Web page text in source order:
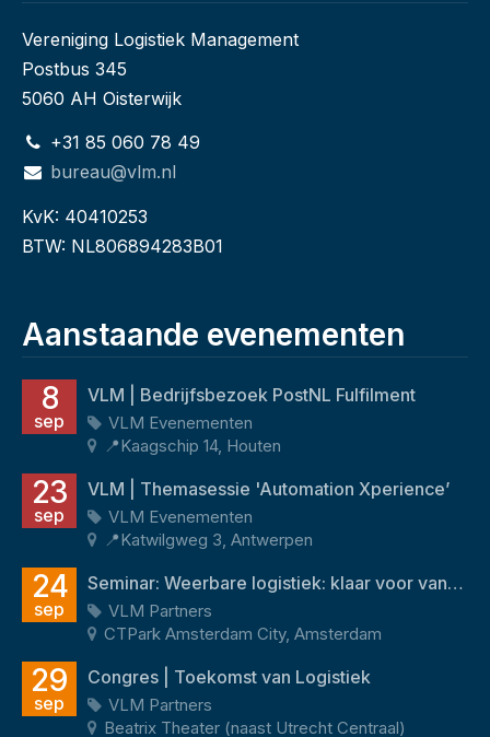
Vereniging Logistiek Management
Postbus 345
5060 AH Oisterwijk
+31 85 060 78 49
bureau@vlm.nl
KvK: 40410253
BTW: NL806894283B01
Aanstaande evenementen
8
sep
VLM | Bedrijfsbezoek PostNL Fulfilment
VLM Evenementen
📍Kaagschip 14, Houten
23
sep
VLM | Themasessie 'Automation Xperience’
VLM Evenementen
📍Katwilgweg 3, Antwerpen
24
sep
Seminar: Weerbare logistiek: klaar voor vandaag én morgen
VLM Partners
CTPark Amsterdam City, Amsterdam
29
sep
Congres | Toekomst van Logistiek
VLM Partners
Beatrix Theater (naast Utrecht Centraal)